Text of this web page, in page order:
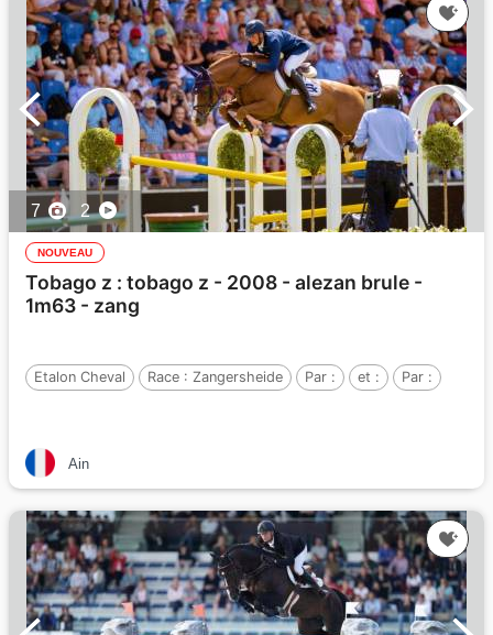
7 2
NOUVEAU
Tobago z : tobago z - 2008 - alezan brule -
1m63 - zang
Etalon Cheval Race : Zangersheide Par : et : Par :
Ain